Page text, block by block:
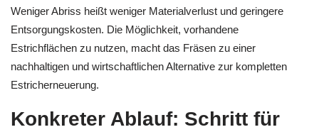
Weniger Abriss heißt weniger Materialverlust und geringere
Entsorgungskosten. Die Möglichkeit, vorhandene
Estrichflächen zu nutzen, macht das Fräsen zu einer
nachhaltigen und wirtschaftlichen Alternative zur kompletten
Estricherneuerung.
Konkreter Ablauf: Schritt für